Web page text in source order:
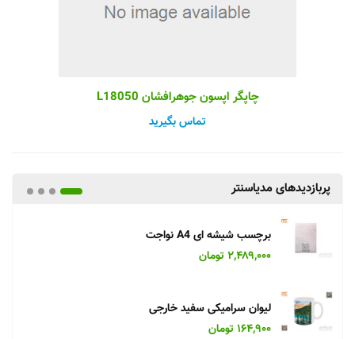
چاپگر اپسون جوهرافشان L18050
تماس بگیرید
پربازدیدهای مدیاسنتر
برچسب شیشه ای A4 نواجت
۲,۴۸۹,۰۰۰ تومان
لیوان سرامیکی سفید خارجی
۱۶۴,۹۰۰ تومان